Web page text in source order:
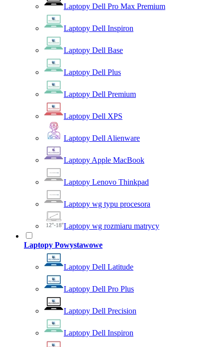
Laptopy Dell Pro Max Premium
Laptopy Dell Inspiron
Laptopy Dell Base
Laptopy Dell Plus
Laptopy Dell Premium
Laptopy Dell XPS
Laptopy Dell Alienware
Laptopy Apple MacBook
Laptopy Lenovo Thinkpad
Laptopy wg typu procesora
Laptopy wg rozmiaru matrycy
Laptopy Powystawowe
Laptopy Dell Latitude
Laptopy Dell Pro Plus
Laptopy Dell Precision
Laptopy Dell Inspiron